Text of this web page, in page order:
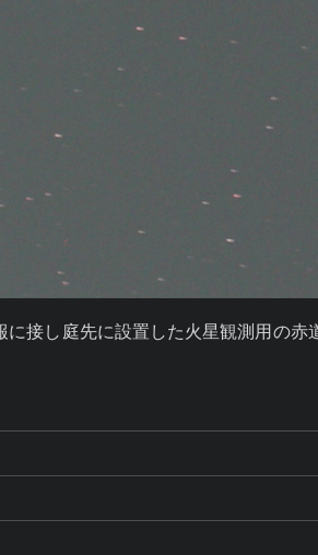
し庭先に設置した火星観測用の赤